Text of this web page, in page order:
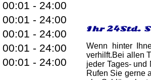
00:01 - 24:00
00:01 - 24:00
00:01 - 24:00
00:01 - 24:00
00:01 - 24:00
Ihr 24Std.
Wenn hinter
verhilft.Bei allen
jeder Tages- und
Rufen Sie gerne